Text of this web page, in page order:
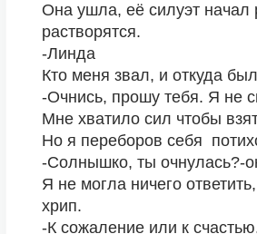
Она ушла, её силуэт начал
растворятся.
-Линда
Кто меня звал, и откуда
-Очнись, прошу тебя. Я не
Мне хватило сил чтобы
Но я переборов себя
-Солнышко, ты очнулась?-
Я не могла ничего
хрип.
-К сожаление или к